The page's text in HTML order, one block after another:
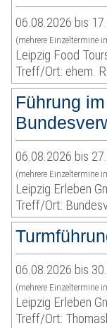
06.08.2026 bis
(mehrere Einzeltermine
Leipzig Food
Treff/Ort: ehem.
Führung im
06.08.2026 bis
(mehrere Einzeltermine
Leipzig Erleben
Treff/Ort:
06.08.2026 bis
(mehrere Einzeltermine
Leipzig Erleben
Treff/Ort: